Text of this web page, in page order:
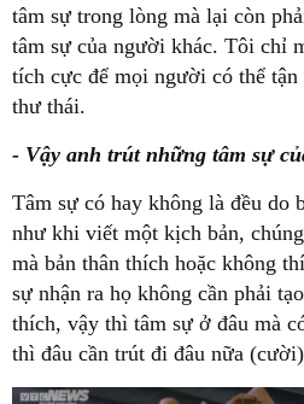
tâm sự trong lòng mà lại còn
tâm sự của người khác. Tôi chỉ
tích cực để mọi người có thể
thư thái.
- Vậy anh trút những tâm sự
Tâm sự có hay không là đều do
như khi viết một kịch bản,
mà bản thân thích hoặc không
sự nhận ra họ không cần phải
thích, vậy thì tâm sự ở đâu mà
thì đâu cần trút đi đâu nữa